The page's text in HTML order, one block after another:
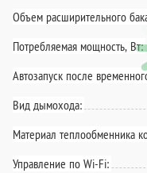
Объем расширительного
Потребляемая мощность, Вт:
Автозапуск после
Вид дымохода:
Материал теплообменника
Управление по Wi-Fi: